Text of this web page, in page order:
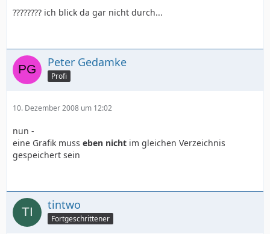
???????? ich blick da gar nicht durch...
Peter Gedamke
Profi
10. Dezember 2008 um 12:02
nun -
eine Grafik muss eben nicht im gleichen Verzeichnis
gespeichert sein
tintwo
Fortgeschrittener